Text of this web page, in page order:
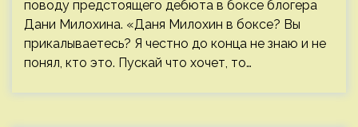
поводу предстоящего дебюта в боксе блогера
Дани Милохина. «Даня Милохин в боксе? Вы
прикалываетесь? Я честно до конца не знаю и не
понял, кто это. Пускай что хочет, то…